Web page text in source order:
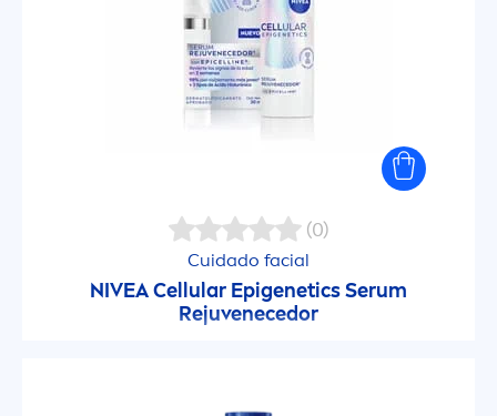
(0)
Cuidado facial
NIVEACellular Epigenetics Serum
Rejuvenecedor